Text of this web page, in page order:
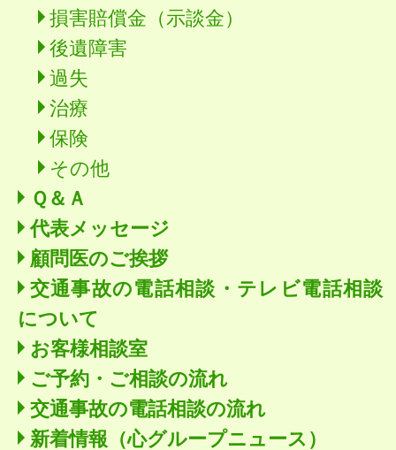
損害賠償金（示談金）
後遺障害
過失
治療
保険
その他
Ｑ＆Ａ
代表メッセージ
顧問医のご挨拶
交通事故の電話相談・テレビ電話相談
について
お客様相談室
ご予約・ご相談の流れ
交通事故の電話相談の流れ
新着情報 （心グループニュース）